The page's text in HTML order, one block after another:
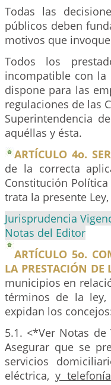
Todas las
públicos deben
motivos que
Todos los
incompatible con
dispone para las
regulaciones de las
Superintendencia
aquéllas y ésta.
ARTÍCULO 4o.
de la correcta
Constitución
trata la presente
Jurisprudencia
Notas del Editor
ARTÍCULO 5o.
LA PRESTACIÓN DE
municipios en
términos de la
expidan los
5.1. <*Ver Notas
Asegurar que se
servicios
eléctrica,y